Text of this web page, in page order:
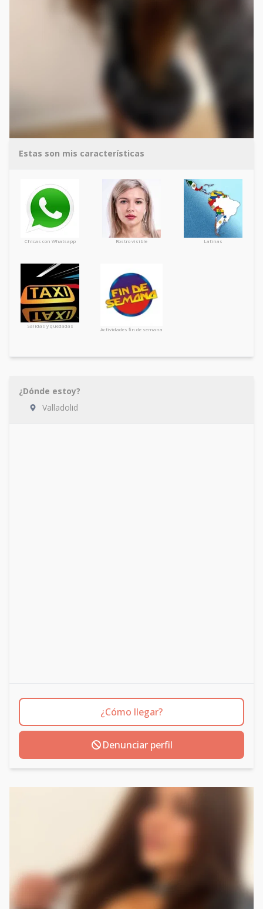
Estas son mis características
Chicas con Whatsapp Rostro visible Latinas
Salidas y quedadas
Actividades fin de semana
¿Dónde estoy?
Valladolid
¿Cómo llegar?
Denunciar perfil